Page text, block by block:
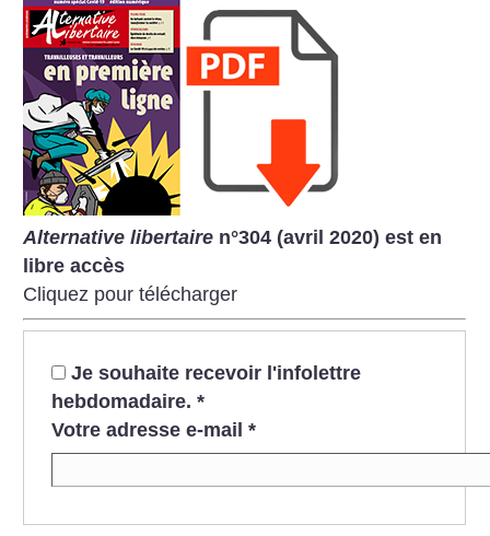
Alternative libertaire n°304 (avril 2020) est en
libre accès
Cliquez pour télécharger
Je souhaite recevoir l'infolettre
hebdomadaire. *
Votre adresse e-mail *